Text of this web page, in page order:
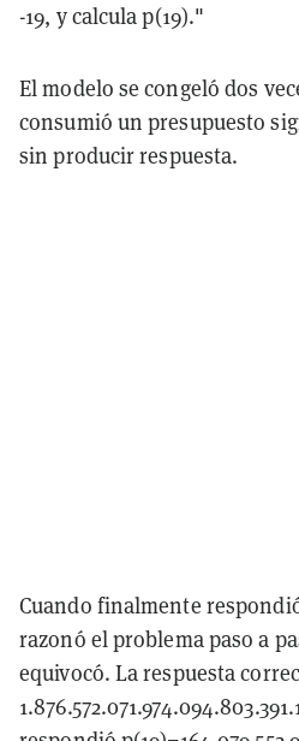
-19, y calcula p(19)."
El modelo se congeló dos
consumió un presupuesto
sin producir respuesta.
Cuando finalmente
razonó el problema paso a
equivocó. La respuesta